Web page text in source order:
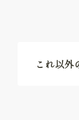
これ以外